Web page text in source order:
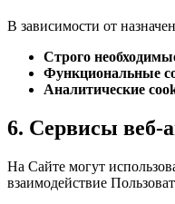
В зависимости от
Строго
Функциональные
Аналитические
6. Сервисы веб-
На Сайте могут
взаимодействие